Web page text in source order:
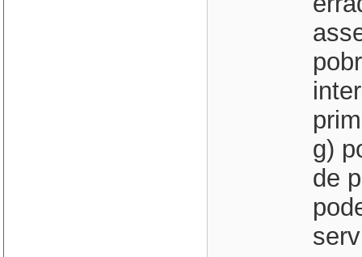
g)
de